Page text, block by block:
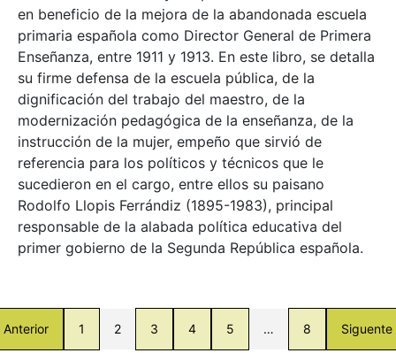
en beneficio de la mejora de la abandonada escuela
primaria española como Director General de Primera
Enseñanza, entre 1911 y 1913. En este libro, se detalla
su firme defensa de la escuela pública, de la
dignificación del trabajo del maestro, de la
modernización pedagógica de la enseñanza, de la
instrucción de la mujer, empeño que sirvió de
referencia para los políticos y técnicos que le
sucedieron en el cargo, entre ellos su paisano
Rodolfo Llopis Ferrándiz (1895-1983), principal
responsable de la alabada política educativa del
primer gobierno de la Segunda República española.
Anterior 1 2 3 4 5 … 8 Siguente